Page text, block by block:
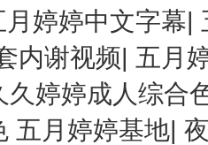
月婷婷中文字幕|
内谢视频| 五月
久婷婷成人综合
五月婷婷基地|